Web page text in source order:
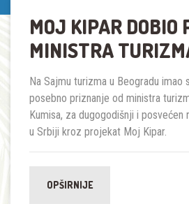
MOJ KIPAR
MINISTRA
Na Sajmu turizma u Beogradu imao
posebno priznanje od ministra
Kumisa, za dugogodišnji i posvećen
u Srbiji kroz projekat Moj Kipar.
OPŠIRNIJE